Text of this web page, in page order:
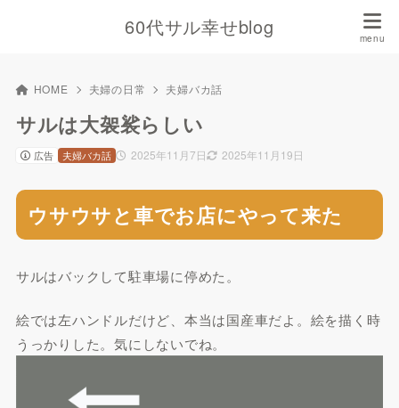
60代サル幸せblog
HOME 夫婦の日常 夫婦バカ話
サルは大袈裟らしい
広告 2025年11月7日 2025年11月19日
夫婦バカ話
ウサウサと車でお店にやって来た
サルはバックして駐車場に停めた。
絵では左ハンドルだけど、本当は国産車だよ。絵を描く時
うっかりした。気にしないでね。